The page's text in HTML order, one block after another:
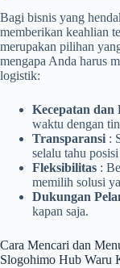
Bagi bisnis yang
memberikan keahlian
merupakan pilihan
mengapa Anda harus
logistik:
Kecepatan dan
waktu dengan
Transparansi :
selalu tahu
Fleksibilitas :
memilih solusi
Dukungan
kapan saja.
Cara Mencari dan
Slogohimo Hub Waru